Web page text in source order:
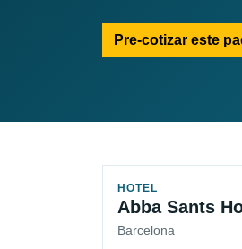
Pre-cotizar este
HOTEL
Abba Sants
Barcelona